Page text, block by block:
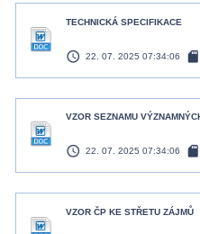
TECHNICKÁ SPECIFIKACE
access_time 22. 07. 2025 07:34:06 sd_card
VZOR SEZNAMU
access_time 22. 07. 2025 07:34:06 sd_card
VZOR ČP KE STŘETU ZÁJMŮ